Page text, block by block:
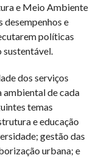
e Meio Ambiente
e
políticas
dos serviços
ambiental de cada
temas
e educação
gestão das
urbana; e